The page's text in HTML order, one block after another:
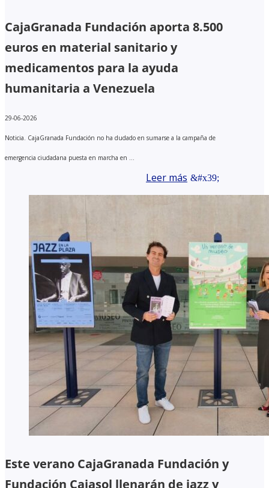
CajaGranada Fundación aporta 8.500
euros en material sanitario y
medicamentos para la ayuda
humanitaria a Venezuela
29-06-2026
Noticia. CajaGranada Fundación no ha dudado en sumarse a la campaña de
emergencia ciudadana puesta en marcha en ...
Leer más
Este verano CajaGranada Fundación y
Fundación Cajasol llenarán de jazz y